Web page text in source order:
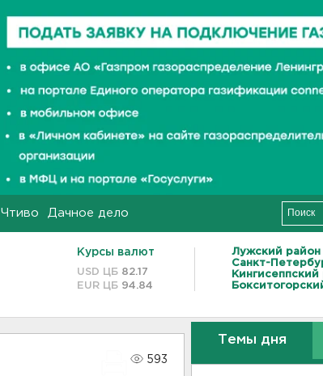
Чтиво Дачное дело
Курсы валют
USD ЦБ 82.17
EUR ЦБ 94.84
Лужский район
Санкт-
Кингисеппский
593
Темы дня